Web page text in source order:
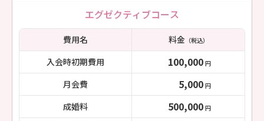
エグゼクティブコース
費用名 料金（税込）
入会時初期費用 100,000 円
月会費 5,000 円
成婚料 500,000 円